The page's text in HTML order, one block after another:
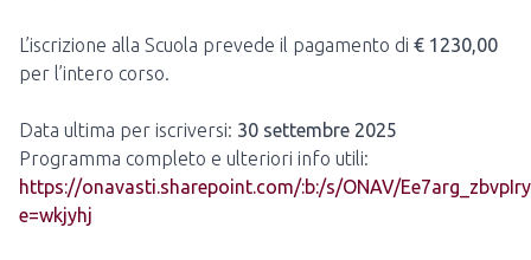
L’iscrizione alla Scuola prevede il pagamento di € 1230,00
per l’intero corso.
Data ultima per iscriversi: 30 settembre 2025
Programma completo e ulteriori info utili:
https://onavasti.sharepoint.com/:b:/s/ONAV/
e=wkjyhj